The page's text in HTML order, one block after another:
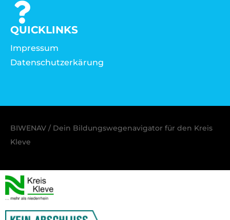
QUICKLINKS
Impressum
Datenschutzerkärung
BIWENAV / Dein Bildungswegenavigator für den Kreis
Kleve